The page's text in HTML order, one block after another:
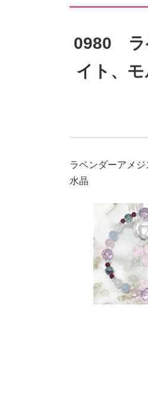
0980 ラ
イト、
ラベンダーアメ
水晶